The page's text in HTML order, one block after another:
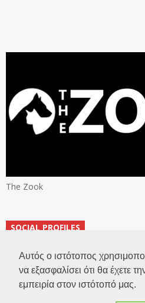
Αυτός ο ιστότοπος
να εξασφαλίσει ότι θα έχετε
εμπειρία στον ιστότοπό μας.
The Zook
SOCIAL PROFILES